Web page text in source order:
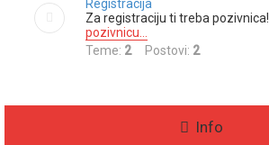
Registracija
Za registraciju ti treba pozivnica!
pozivnicu...
Teme: 2Postovi: 2
Info